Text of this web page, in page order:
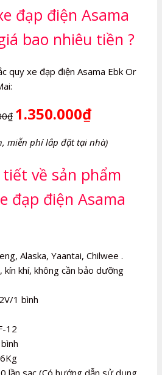
đạp điện Asama
bao nhiêu tiền ?
quy xe đạp điện Asama Ebk Or
1.350.000₫
miễn phí lắp đặt tại nhà)
về sản phẩm
đạp điện Asama
Alaska, Yaantai, Chilwee .
kín khí, không cần bảo dưỡng
1 bình
12
lần sạc (Có hướng dẫn sử dụng